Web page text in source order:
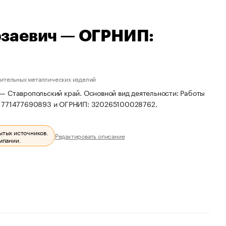
— ОГРНИП:
металлических изделий
край. Основной вид деятельности: Работы
771477690893 и ОГРНИП: 320265100028762.
источников. Редактировать описание